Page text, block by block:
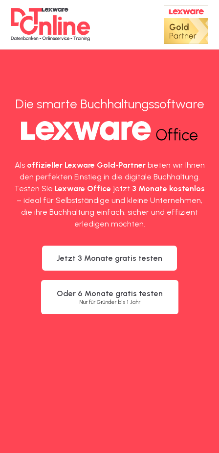
Die smarte Buchhaltungssoftware
Als offizieller Lexware Gold-Partnerbieten wir Ihnen
den perfekten Einstieg in die digitale Buchhaltung.
Testen Sie Lexware Office jetzt 3 Monate kostenlos
– ideal für Selbstständige und kleine Unternehmen,
die ihre Buchhaltung einfach, sicher und effizient
erledigen möchten.
Jetzt 3 Monate gratis testen
Oder 6 Monate gratis testen
Nur für Gründer bis 1 Jahr